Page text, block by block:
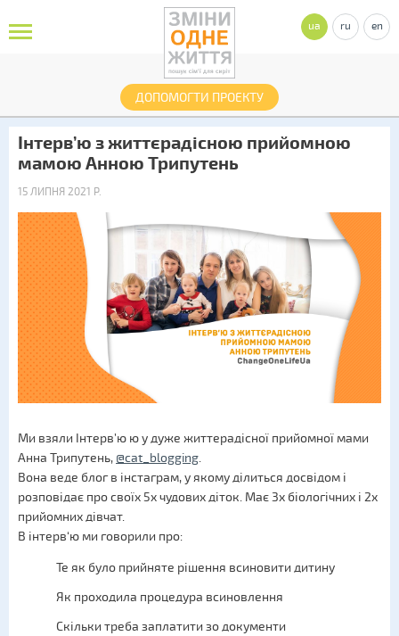
ДОПОМОГТИ ПРОЕКТУ
ua ru en
Інтерв’ю з життєрадісною прийомною
мамою Анною Трипутень
15 ЛИПНЯ 2021 Р.
Ми взяли Інтерв’ю ю у дуже життерадісної прийомної мами
Анна Трипутень, @cat_blogging.
Вона веде блог в інстаграм, у якому ділиться досвідом і
розповідає про своїх 5х чудових діток. Має 3х біологічних і 2х
прийомних дівчат.
В інтерв‘ю ми говорили про:
Те як було прийняте рішення всиновити дитину
Як проходила процедура всиновлення
Скільки треба заплатити зо документи